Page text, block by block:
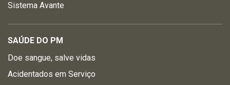
Sistema Avante
SAÚDE DO PM
Doe sangue, salve vidas
Acidentados em Serviço